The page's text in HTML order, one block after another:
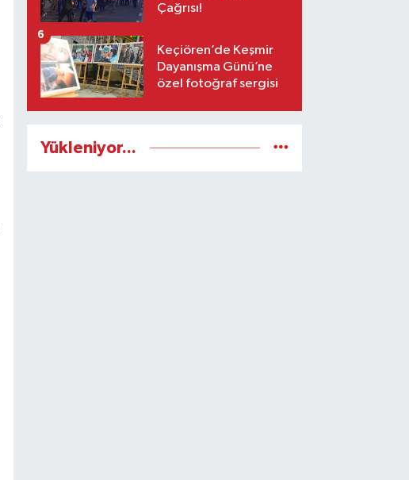
Çağrısı!
Keçiören’de Keşmir
Dayanışma Günü’ne
özel fotoğraf sergisi
6
Yükleniyor...